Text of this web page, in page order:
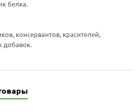
белка.
консервантов, красителей,
добавок.